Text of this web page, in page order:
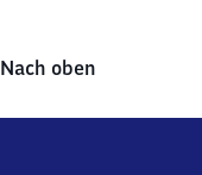
Nach oben